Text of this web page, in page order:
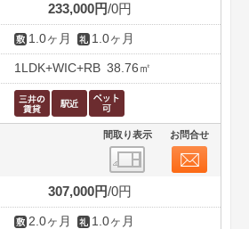
233,000円 0円
1.0ヶ月 1.0ヶ月
1LDK+WIC+RB 38.76㎡
間取り表示 お問合せ
307,000円 0円
2.0ヶ月 1.0ヶ月